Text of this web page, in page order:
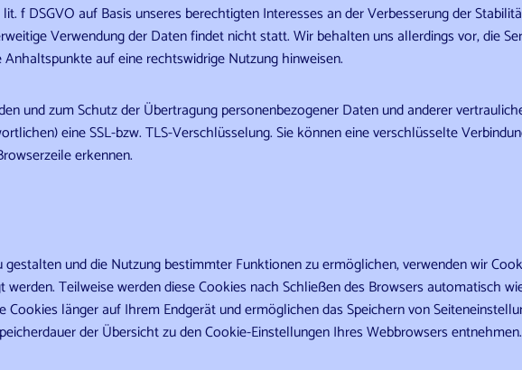
f DSGVO auf Basis unseres berechtigten Interesses an der Verbesserung der
Verwendung der Daten findet nicht statt. Wir behalten uns allerdings vor, die
auf eine rechtswidrige Nutzung hinweisen.
und zum Schutz der Übertragung personenbezogener Daten und anderer
eine SSL-bzw. TLS-Verschlüsselung. Sie können eine verschlüsselte
erkennen.
und die Nutzung bestimmter Funktionen zu ermöglichen, verwenden wir
Teilweise werden diese Cookies nach Schließen des Browsers automatisch
Cookies länger auf Ihrem Endgerät und ermöglichen das Speichern von
der Übersicht zu den Cookie-Einstellungen Ihres Webbrowsers entnehmen.